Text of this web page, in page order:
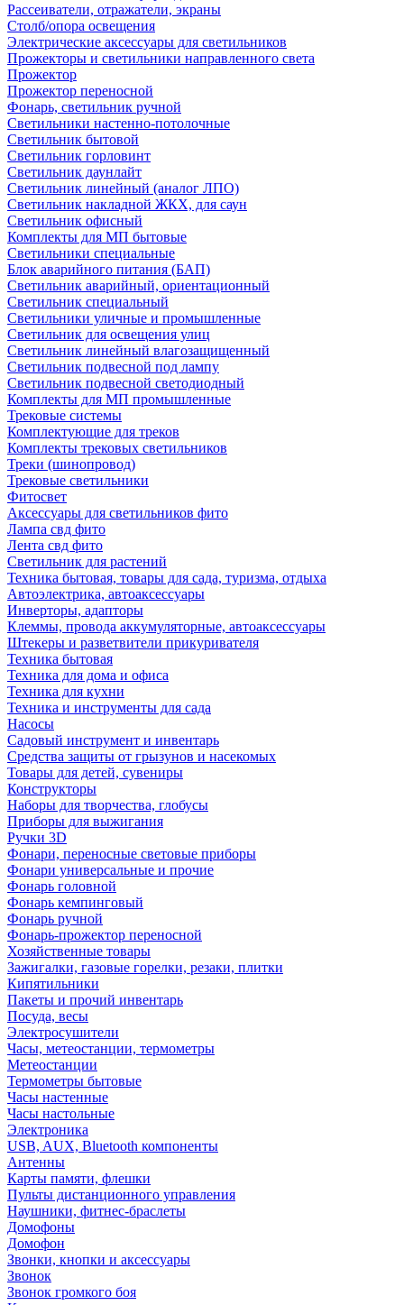
Рассеиватели, отражатели, экраны
Столб/опора освещения
Электрические аксессуары для светильников
Прожекторы и светильники направленного света
Прожектор
Прожектор переносной
Фонарь, светильник ручной
Светильники настенно-потолочные
Светильник бытовой
Светильник горловинт
Светильник даунлайт
Светильник линейный (аналог ЛПО)
Светильник накладной ЖКХ, для саун
Светильник офисный
Комплекты для МП бытовые
Светильники специальные
Блок аварийного питания (БАП)
Светильник аварийный, ориентационный
Светильник специальный
Светильники уличные и промышленные
Светильник для освещения улиц
Светильник линейный влагозащищенный
Светильник подвесной под лампу
Светильник подвесной светодиодный
Комплекты для МП промышленные
Трековые системы
Комплектующие для треков
Комплекты трековых светильников
Треки (шинопровод)
Трековые светильники
Фитосвет
Аксессуары для светильников фито
Лампа свд фито
Лента свд фито
Светильник для растений
Техника бытовая, товары для сада, туризма, отдыха
Автоэлектрика, автоаксессуары
Инверторы, адапторы
Клеммы, провода аккумуляторные, автоаксессуары
Штекеры и разветвители прикуривателя
Техника бытовая
Техника для дома и офиса
Техника для кухни
Техника и инструменты для сада
Насосы
Садовый инструмент и инвентарь
Средства защиты от грызунов и насекомых
Товары для детей, сувениры
Конструкторы
Наборы для творчества, глобусы
Приборы для выжигания
Ручки 3D
Фонари, переносные световые приборы
Фонари универсальные и прочие
Фонарь головной
Фонарь кемпинговый
Фонарь ручной
Фонарь-прожектор переносной
Хозяйственные товары
Зажигалки, газовые горелки, резаки, плитки
Кипятильники
Пакеты и прочий инвентарь
Посуда, весы
Электросушители
Часы, метеостанции, термометры
Метеостанции
Термометры бытовые
Часы настенные
Часы настольные
Электроника
USB, AUX, Bluetooth компоненты
Антенны
Карты памяти, флешки
Пульты дистанционного управления
Наушники, фитнес-браслеты
Домофоны
Домофон
Звонки, кнопки и аксессуары
Звонок
Звонок громкого боя